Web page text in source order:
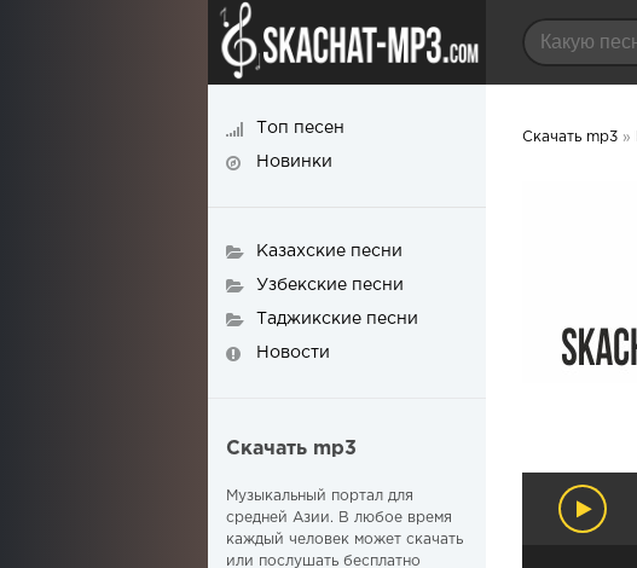
Скачать mp3 »
Топ песен
Новинки
Казахские песни
Узбекские песни
Таджикские песни
Новости
Скачать mp3
Музыкальный портал для
средней Азии. В любое время
каждый человек может скачать
или послушать бесплатно